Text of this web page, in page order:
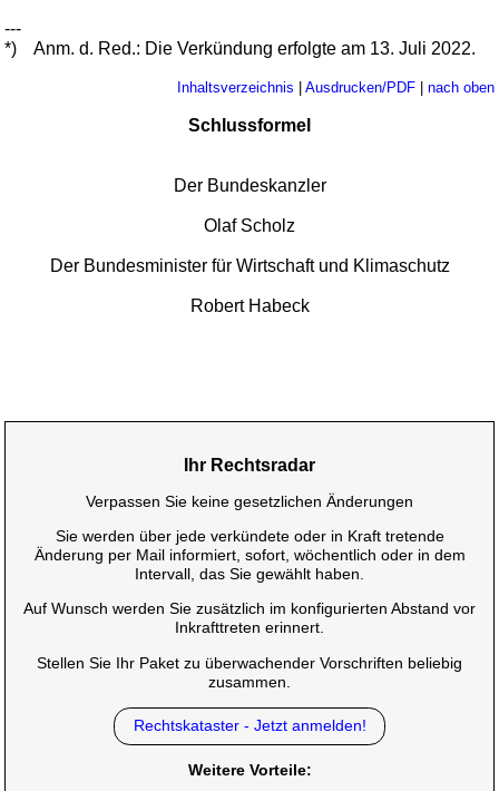
---
*)
Anm. d. Red.: Die Verkündung erfolgte am 13. Juli 2022.
Inhaltsverzeichnis | Ausdrucken/PDF| nach oben
Schlussformel
Der Bundeskanzler
Olaf Scholz
Der Bundesminister für Wirtschaft und Klimaschutz
Robert Habeck
Ihr Rechtsradar
Verpassen Sie keine gesetzlichen Änderungen
Sie werden über jede verkündete oder in Kraft tretende
Änderung per Mail informiert, sofort, wöchentlich oder in dem
Intervall, das Sie gewählt haben.
Auf Wunsch werden Sie zusätzlich im konfigurierten Abstand vor
Inkrafttreten erinnert.
Stellen Sie Ihr Paket zu überwachender Vorschriften beliebig
zusammen.
Rechtskataster - Jetzt anmelden!
Weitere Vorteile: